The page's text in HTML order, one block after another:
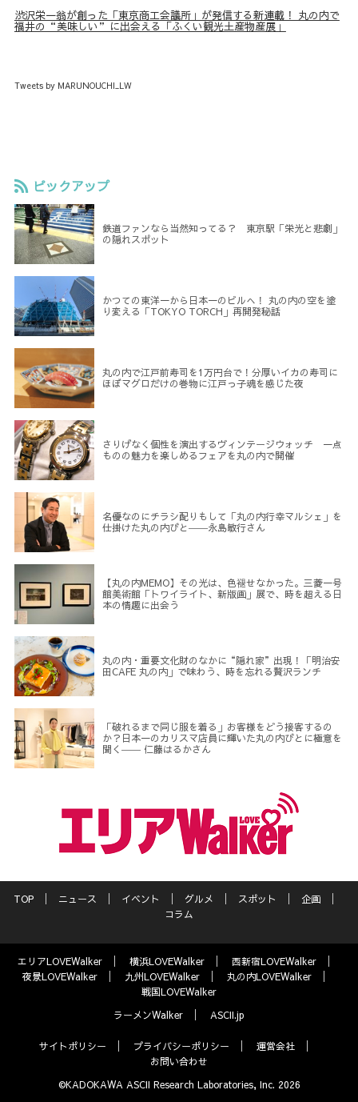
渋沢栄一翁が創った「東京商工会議所」が発信する新連載！ 丸の内で
福井の“美味しい”に出会える「ふくい観光土産物産展」
Tweets by MARUNOUCHI_LW
ピックアップ
鉄道ファンなら当然知ってる？ 東京駅「栄光と悲劇」
の隠れスポット
かつての東洋一から日本一のビルへ！ 丸の内の空を塗
り変える「TOKYO TORCH」再開発秘話
丸の内で江戸前寿司を1万円台で！分厚いイカの寿司に
ほぼマグロだけの巻物に江戸っ子魂を感じた夜
さりげなく個性を演出するヴィンテージウォッチ 一点
ものの魅力を楽しめるフェアを丸の内で開催
名優なのにチラシ配りもして「丸の内行幸マルシェ」を
仕掛けた丸の内びと――永島敏行さん
【丸の内MEMO】その光は、色褪せなかった。三菱一号
館美術館「トワイライト、新版画」展で、時を超える日
本の情趣に出会う
丸の内・重要文化財のなかに“隠れ家”出現！「明治安
田CAFE 丸の内」で味わう、時を忘れる贅沢ランチ
「破れるまで同じ服を着る」お客様をどう接客するの
か？日本一のカリスマ店員に輝いた丸の内びとに極意を
聞く―― 仁藤はるかさん
TOP ニュース イベント グルメ スポット
企画
コラム
エリアLOVEWalker 横浜LOVEWalker
西新宿LOVEWalker
夜景LOVEWalker
九州LOVEWalker
丸の内LOVEWalker
戦国LOVEWalker
ラーメンWalker
ASCII.jp
サイトポリシー プライバシーポリシー
運営会社
お問い合わせ
©KADOKAWA ASCII Research Laboratories, Inc. 2026